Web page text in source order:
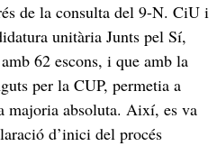
de la consulta del 9-N. CiU i
unitària Junts pel Sí,
62 escons, i que amb la
per la CUP, permetia a
majoria absoluta. Així, es va
d’inici del procés